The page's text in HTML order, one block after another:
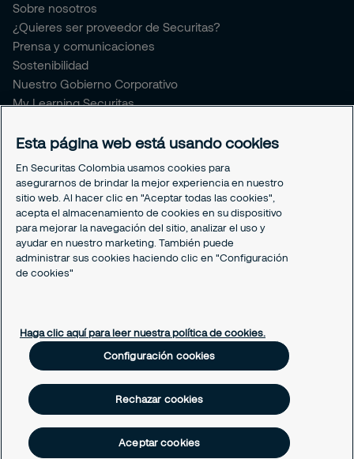
Sobre nosotros
¿Quieres ser proveedor de Securitas?
Prensa y comunicaciones
Sostenibilidad
Nuestro Gobierno Corporativo
My Learning Securitas
Soporte empleado
Un café con Securitas
Legal
Nuestras políticas
Política de Protección de datos
Política de Cookies
Esta página web está usando cookies
En Securitas Colombia usamos cookies para
asegurarnos de brindar la mejor experiencia en nuestro
sitio web. Al hacer clic en "Aceptar todas las cookies",
acepta el almacenamiento de cookies en su dispositivo
para mejorar la navegación del sitio, analizar el uso y
ayudar en nuestro marketing. También puede
administrar sus cookies haciendo clic en "Configuración
de cookies"
Haga clic aquí para leer nuestra política de cookies.
Configuración cookies
Rechazar cookies
Aceptar cookies